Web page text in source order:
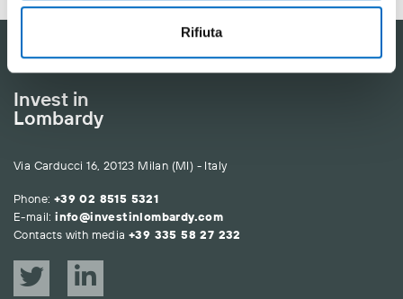
Rifiuta
Invest in
Lombardy
Via Carducci 16, 20123 Milan (MI) - Italy
Phone: +39 02 8515 5321
E-mail: info@investinlombardy.com
Contacts with media +39 335 58 27 232